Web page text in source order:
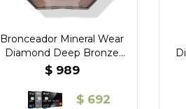
Bronceador Mineral Wear
Diamond Deep Bronze
Gem – Physicians
$ 989
$ 692